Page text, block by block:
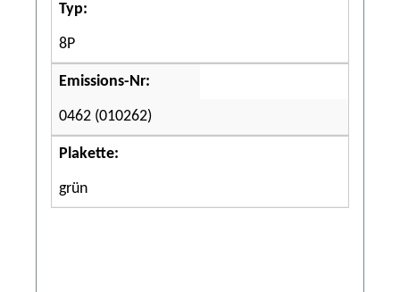
Typ:
8P
Emissions-Nr:
0462 (010262)
Plakette:
grün